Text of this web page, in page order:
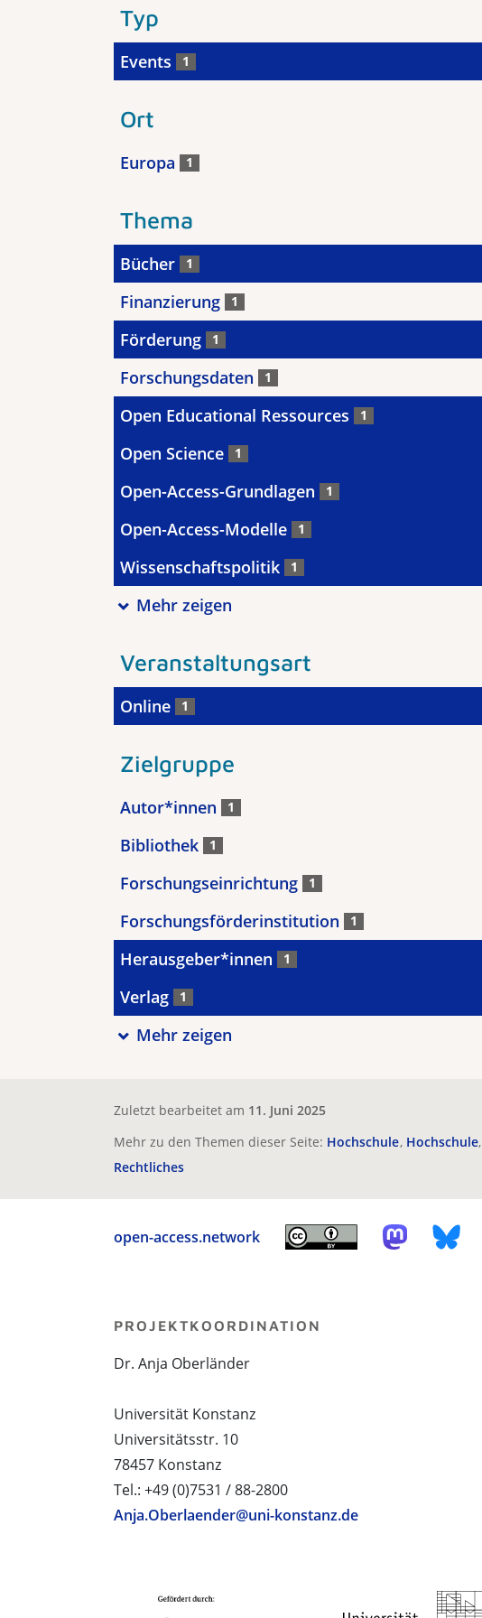
Typ
Events 1
Ort
Europa 1
Thema
Bücher 1
Finanzierung 1
Förderung 1
Forschungsdaten 1
Open Educational Ressources 1
Open Science 1
Open-Access-Grundlagen 1
Open-Access-Modelle 1
Wissenschaftspolitik 1
Mehr zeigen
Veranstaltungsart
Online 1
Zielgruppe
Autor*innen 1
Bibliothek 1
Forschungseinrichtung 1
Forschungsförderinstitution 1
Herausgeber*innen 1
Verlag 1
Mehr zeigen
Zuletzt bearbeitet am 11. Juni 2025
Mehr zu den Themen dieser Seite: Hochschule Hochschule
Rechtliches
open-access.network
PROJEKTKOORDINATION
Dr. Anja Oberländer
Universität Konstanz
Universitätsstr. 10
78457 Konstanz
Tel.: +49 (0)7531 / 88-2800
Anja.Oberlaender@uni-konstanz.de